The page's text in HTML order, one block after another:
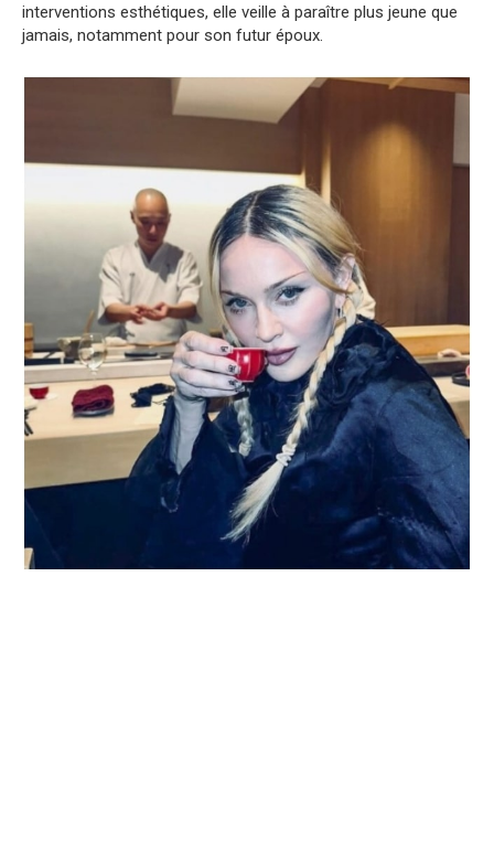
interventions esthétiques, elle veille à paraître plus jeune que
jamais, notamment pour son futur époux.